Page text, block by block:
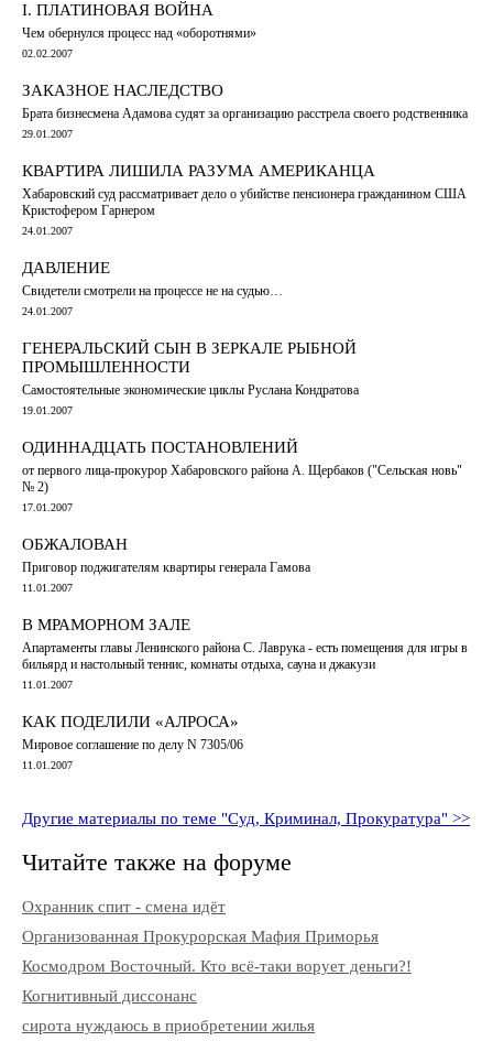
I. ПЛАТИНОВАЯ ВОЙНА
Чем обернулся процесс над «оборотнями»
02.02.2007
ЗАКАЗНОЕ НАСЛЕДСТВО
Брата бизнесмена Адамова судят за организацию расстрела своего родственника
29.01.2007
КВАРТИРА ЛИШИЛА РАЗУМА АМЕРИКАНЦА
Хабаровский суд рассматривает дело о убийстве пенсионера гражданином США
Кристофером Гарнером
24.01.2007
ДАВЛЕНИЕ
Свидетели смотрели на процессе не на судью…
24.01.2007
ГЕНЕРАЛЬСКИЙ СЫН В ЗЕРКАЛЕ РЫБНОЙ
ПРОМЫШЛЕННОСТИ
Самостоятельные экономические циклы Руслана Кондратова
19.01.2007
ОДИННАДЦАТЬ ПОСТАНОВЛЕНИЙ
от первого лица-прокурор Хабаровского района А. Щербаков ("Сельская новь"
№ 2)
17.01.2007
ОБЖАЛОВАН
Приговор поджигателям квартиры генерала Гамова
11.01.2007
В МРАМОРНОМ ЗАЛЕ
Апартаменты главы Ленинского района С. Лаврука - есть помещения для игры в
бильярд и настольный теннис, комнаты отдыха, сауна и джакузи
11.01.2007
КАК ПОДЕЛИЛИ «АЛРОСА»
Мировое соглашение по делу N 7305/06
11.01.2007
Другие материалы по теме "Суд, Криминал, Прокуратура" >>
Читайте также на форуме
Охранник спит - смена идёт
Организованная Прокурорская Мафия Приморья
Космодром Восточный. Кто всё-таки ворует деньги?!
Когнитивный диссонанс
сирота нуждаюсь в приобретении жилья